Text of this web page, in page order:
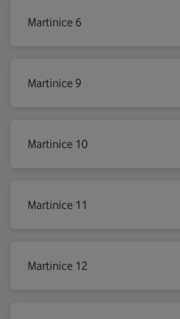
Martinice 6
Martinice 9
Martinice 10
Martinice 11
Martinice 12